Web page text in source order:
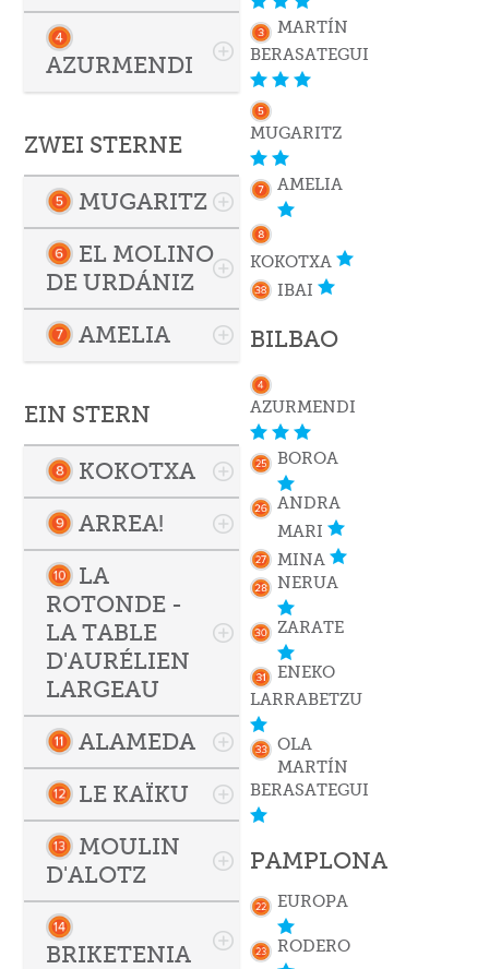
AZURMENDI
ZWEI STERNE
MUGARITZ
EL MOLINO
DE URDÁNIZ
AMELIA
EIN STERN
KOKOTXA
ARREA!
LA
ROTONDE -
LA TABLE
D'AURÉLIEN
LARGEAU
ALAMEDA
LE KAÏKU
MOULIN
D'ALOTZ
BRIKETENIA
MARTÍN
BERASATEGUI
MUGARITZ
AMELIA
KOKOTXA
IBAI
BILBAO
AZURMENDI
BOROA
ANDRA
MARI
MINA
NERUA
ZARATE
ENEKO
LARRABETZU
OLA
MARTÍN
BERASATEGUI
PAMPLONA
EUROPA
RODERO